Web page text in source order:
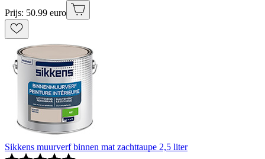
Prijs: 50.99 euro
Sikkens muurverf binnen mat zachttaupe 2,5 liter